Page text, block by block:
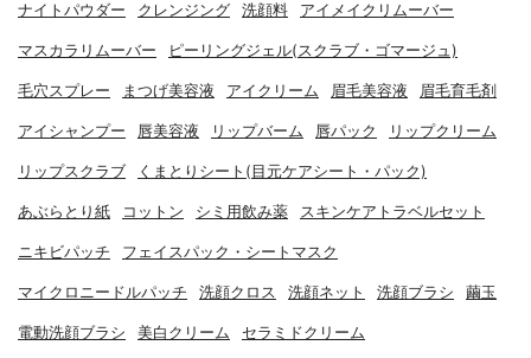
ナイトパウダー クレンジング 洗顔料 アイメイクリムーバー
マスカラリムーバー ピーリングジェル(スクラブ・ゴマージュ)
毛穴スプレー まつげ美容液 アイクリーム 眉毛美容液 眉毛育毛剤
アイシャンプー 唇美容液 リップバーム 唇パック リップクリーム
リップスクラブ くまとりシート(目元ケアシート・パック)
あぶらとり紙 コットン シミ用飲み薬 スキンケアトラベルセット
ニキビパッチ フェイスパック・シートマスク
マイクロニードルパッチ 洗顔クロス 洗顔ネット 洗顔ブラシ 繭玉
電動洗顔ブラシ 美白クリーム セラミドクリーム